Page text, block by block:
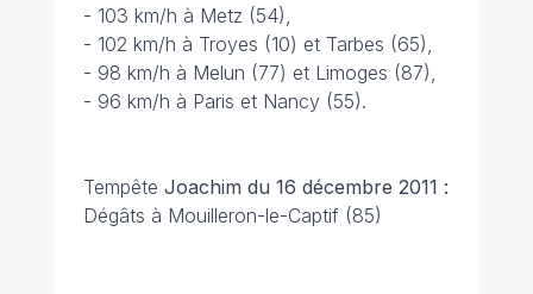
- 103 km/h à Metz (54),
- 102 km/h à Troyes (10) et Tarbes (65),
- 98 km/h à Melun (77) et Limoges (87),
- 96 km/h à Paris et Nancy (55).
Tempête Joachim du 16 décembre 2011 :
Dégâts à Mouilleron-le-Captif (85)